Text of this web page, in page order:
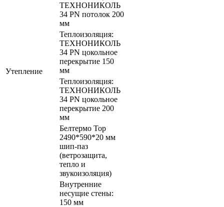
Утепление
ТЕХНОНИКОЛЬ
34 PN потолок 200
мм
Теплоизоляция:
ТЕХНОНИКОЛЬ
34 PN цокольное
перекрытие 150
мм
Теплоизоляция:
ТЕХНОНИКОЛЬ
34 PN цокольное
перекрытие 200
мм
Белтермо Тор
2490*590*20 мм
шип-паз
(ветрозащита,
тепло и
звукоизоляция)
Внутренние
несущие стены:
150 мм